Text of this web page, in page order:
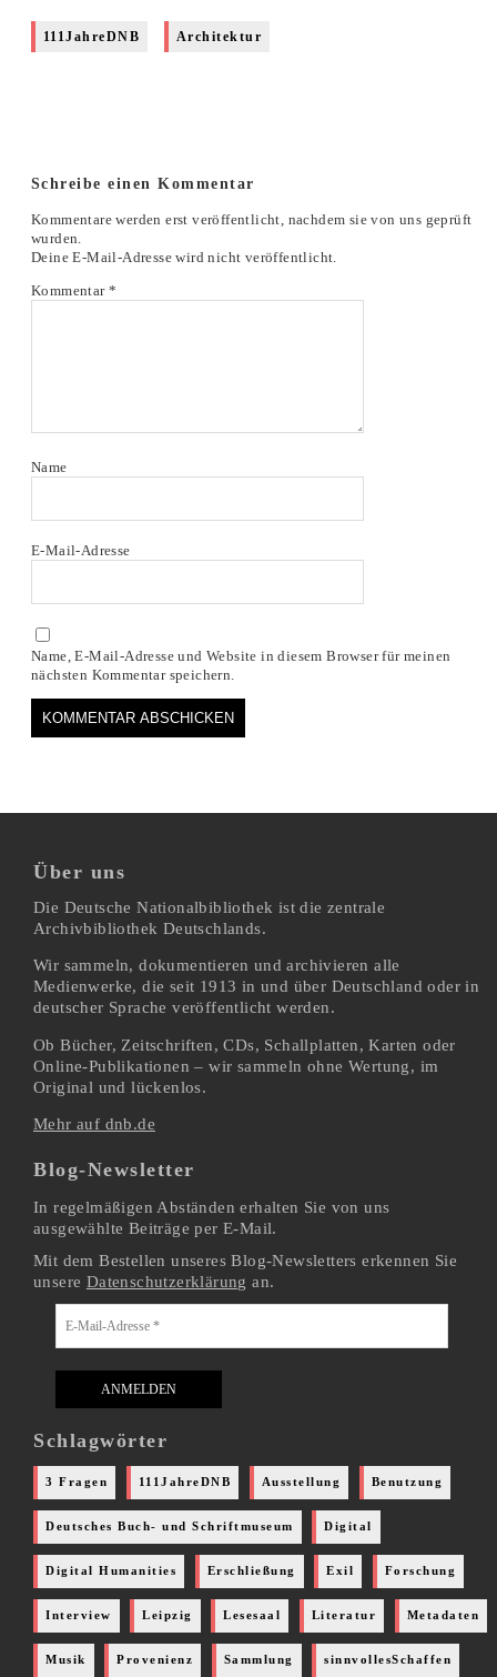
111JahreDNB Architektur
Schreibe einen Kommentar
Kommentare werden erst veröffentlicht, nachdem sie von uns geprüft
wurden.
Deine E-Mail-Adresse wird nicht veröffentlicht.
Kommentar *
Name
E-Mail-Adresse
Name, E-Mail-Adresse und Website in diesem Browser für meinen
nächsten Kommentar speichern.
Über uns
Die Deutsche Nationalbibliothek ist die zentrale
Archivbibliothek Deutschlands.
Wir sammeln, dokumentieren und archivieren alle
Medienwerke, die seit 1913 in und über Deutschland oder in
deutscher Sprache veröffentlicht werden.
Ob Bücher, Zeitschriften, CDs, Schallplatten, Karten oder
Online-Publikationen – wir sammeln ohne Wertung, im
Original und lückenlos.
Mehr auf dnb.de
Blog-Newsletter
In regelmäßigen Abständen erhalten Sie von uns
ausgewählte Beiträge per E-Mail.
Mit dem Bestellen unseres Blog-Newsletters erkennen Sie
unsere Datenschutzerklärung an.
Schlagwörter
3 Fragen 111JahreDNB Ausstellung Benutzung
Deutsches Buch- und Schriftmuseum Digital
Digital Humanities Erschließung Exil Forschung
Interview Leipzig Lesesaal Literatur Metadaten
Musik Provenienz Sammlung sinnvollesSchaffen